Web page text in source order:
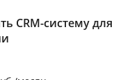
CRM-систему для